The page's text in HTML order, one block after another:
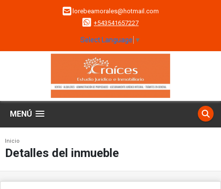
lorebeamorales@hotmail.com
+543541657227
Select Language ▼
MENÚ
Inicio
Detalles del inmueble